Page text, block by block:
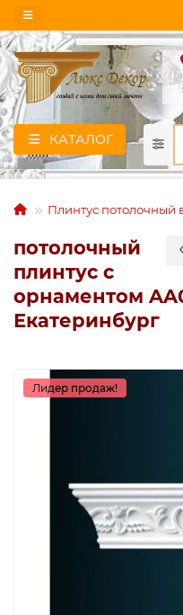
КАТАЛОГ
Плинтус потолочный
потолочный
плинтус с
орнаментом
Екатеринбург
Лидер продаж!